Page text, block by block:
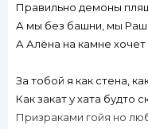
Правильно демоны
А мы без башни, мы
А Алёна на камне хочет
За тобой я как стена,
Как закат у хата будто
Призраками гойя но